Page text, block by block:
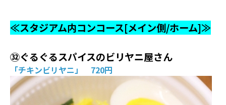
≪スタジアム内コンコース[メイン側/ホーム]≫
㉜ぐるぐるスパイスのビリヤニ屋さん
「チキンビリヤニ」 720円